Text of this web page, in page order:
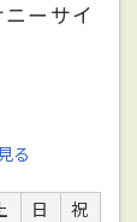
ーサイ
る
日
祝